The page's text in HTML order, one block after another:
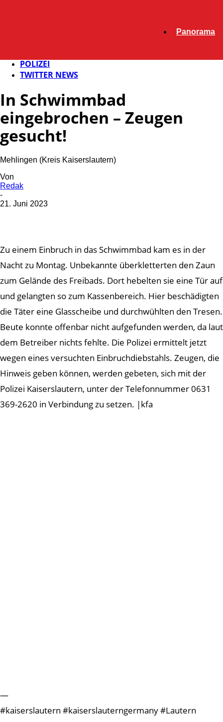
Panorama
POLIZEI
TWITTER NEWS
In Schwimmbad
eingebrochen – Zeugen
gesucht!
Mehlingen (Kreis Kaiserslautern)
Von
Redak
-
21. Juni 2023
Zu einem Einbruch in das Schwimmbad kam es in der
Nacht zu Montag. Unbekannte überkletterten den Zaun
zum Gelände des Freibads. Dort hebelten sie eine Tür auf
und gelangten so zum Kassenbereich. Hier beschädigten
die Täter eine Glasscheibe und durchwühlten den Tresen.
Beute konnte offenbar nicht aufgefunden werden, da laut
dem Betreiber nichts fehlte. Die Polizei ermittelt jetzt
wegen eines versuchten Einbruchdiebstahls. Zeugen, die
Hinweis geben können, werden gebeten, sich mit der
Polizei Kaiserslautern, unter der Telefonnummer 0631
369-2620 in Verbindung zu setzen. |kfa
—
#kaiserslautern #kaiserslauterngermany #Lautern